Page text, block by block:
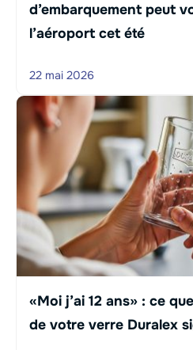
d’embarquement peut
l’aéroport cet été
22 mai 2026
«Moi j’ai 12 ans» : ce
de votre verre Duralex